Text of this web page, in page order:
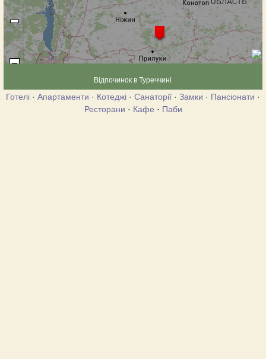
Відпочинок в Туреччині
Готелі · Апартаменти · Котеджі · Санаторії · Замки · Пансіонати ·
Ресторани · Кафе · Паби